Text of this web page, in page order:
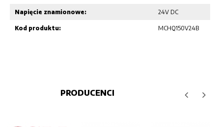
Napięcie znamionowe: 24V DC
Kod produktu: MCHQ150V24B
PRODUCENCI